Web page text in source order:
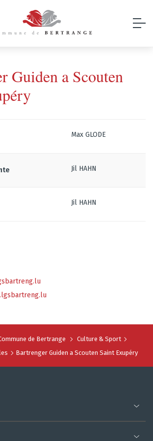
Guiden a Scouten
Max GLODE
Jil HAHN
Jil HAHN
de Bertrange
Culture & Sport
Bartrenger Guiden a Scouten Saint Exupéry